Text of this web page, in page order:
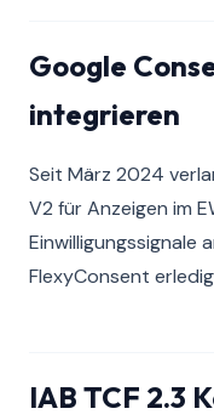
Google
integrieren
Seit März 2024
V2 für Anzeigen im
Einwilligungssignale
FlexyConsent
IAB TCF 2.3